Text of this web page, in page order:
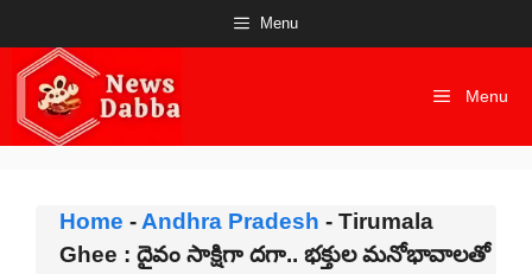
to
content
Menu
Menu
Home - Andhra Pradesh - Tirumala
Ghee : దైవం సాక్షిగా దగా.. భక్తుల మనోభావాలతో